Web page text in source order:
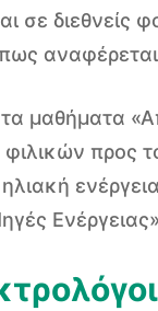
σε διεθνείς
μαθήματα
φιλικών προς